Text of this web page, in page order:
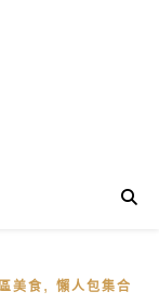
美食 , 懶人包集合